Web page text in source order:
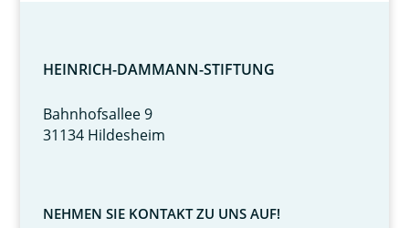
HEINRICH-DAMMANN-STIFTUNG
Bahnhofsallee 9
31134 Hildesheim
NEHMEN SIE KONTAKT ZU UNS AUF!